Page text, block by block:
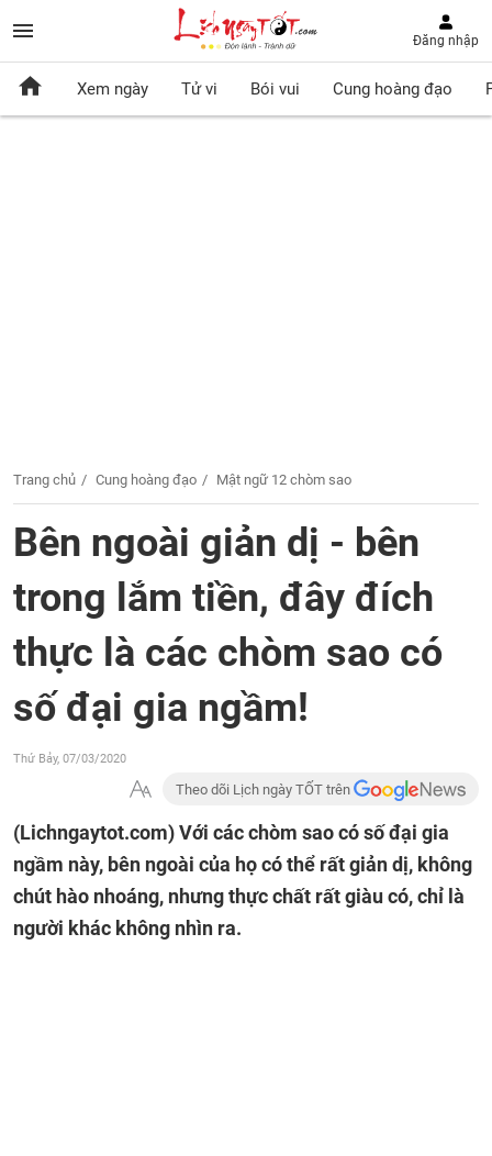
Đăng nhập
Xem ngày Tử vi Bói vui Cung hoàng đạo
Trang chủ Cung hoàng đạo Mật ngữ 12 chòm sao
Bên ngoài giản dị - bên
trong lắm tiền, đây đích
thực là các chòm sao có
số đại gia ngầm!
Thứ Bảy, 07/03/2020
Theo dõi Lịch ngày TỐT trên
(Lichngaytot.com)Với các chòm sao có số đại gia
ngầm này, bên ngoài của họ có thể rất giản dị, không
chút hào nhoáng, nhưng thực chất rất giàu có, chỉ là
người khác không nhìn ra.